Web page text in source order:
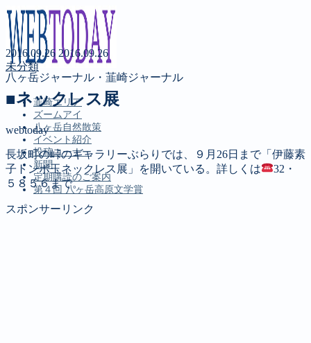
八ヶ岳ジャーナル・韮崎ジャーナル
韮崎エリア
ズームアイ
八ヶ岳自然散策
イベント紹介
投稿コーナー
新聞
定期購読のご案内
第４回 八ヶ岳高原文学賞
2016.09.26 2016.09.26
未分類
■ネックレス展
webtoday
長坂町の峠のギャラリーぶらりでは、９月26日まで「伊藤素
子トンボ玉ネックレス展」を開いている。詳しくは
32・
５８５６まで。
スポンサーリンク